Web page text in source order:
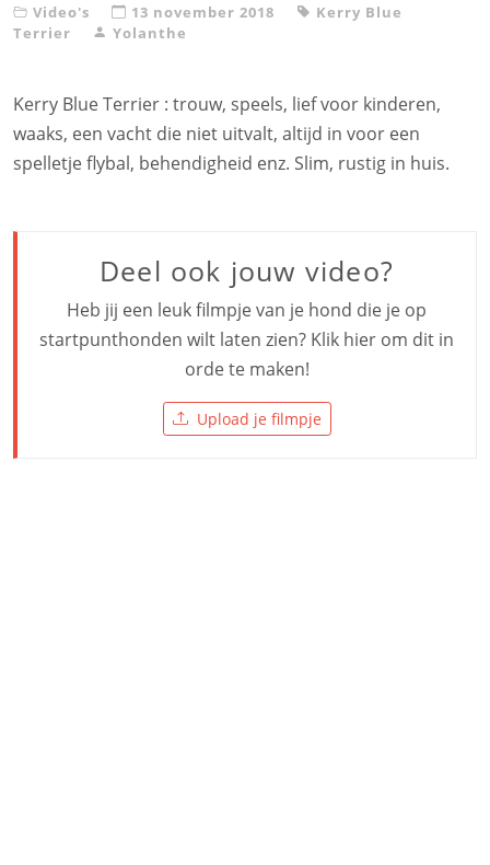
Video's 13 november 2018
Kerry Blue
Terrier
Yolanthe
Kerry Blue Terrier : trouw, speels, lief voor kinderen,
waaks, een vacht die niet uitvalt, altijd in voor een
spelletje flybal, behendigheid enz. Slim, rustig in huis.
Deel ook jouw video?
Heb jij een leuk filmpje van je hond die je op
startpunthonden wilt laten zien? Klik hier om dit in
orde te maken!
Upload je filmpje